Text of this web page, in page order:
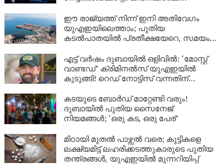
ഈ രാജ്യത്ത് നിന്ന് ഇനി അതിവേഗം
യുഎഇയിലെത്താം; പുതിയ
കടൽപാതയിൽ പ്രതീക്ഷയേറെ, സമയം 5
എട്ട് വർഷം ദുബായിൽ ഒളിവിൽ: ‘മോസ്റ്റ്
വാണ്ടഡ്’ ക്രിമിനൽസ് യുഎഇയിൽ
കുടുങ്ങി! റെഡ് നോട്ടിസ് വന്നതിന്
കടയുടെ ബോർഡ് മാറ്റേണ്ടി വരും!
ദുബായിൽ പുതിയ സൈനേജ്
നിയമങ്ങൾ; ‘ഒരു കട, ഒരു പേര്’
മിഠായി മുതൽ പാഴ്സൽ വരെ; കുട്ടികളെ
ലക്ഷ്യമിട്ട് ലഹരിക്കടത്തുകാരുടെ പുതിയ
തന്ത്രങ്ങൾ, യുഎഇയിൽ മുന്നറിയിപ്പ്